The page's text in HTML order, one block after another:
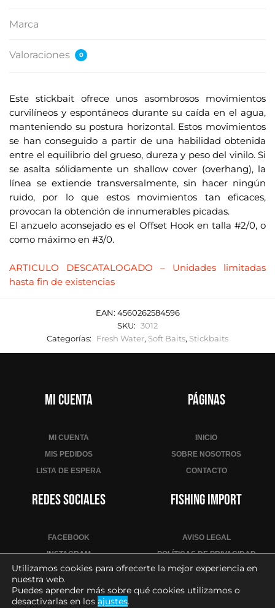
Marca
Valoraciones 0
Este stickbait ofrece unos asombrosos movimientos
curvilíneos y espontáneos durante su caída en el agua,
manteniendo su postura horizontal. Estos movimientos
se han conseguido a partir de una habilidad obtenida
entre el equilibrio del grueso, dureza y peso del vinilo. Si
se asalta sólidamente un shallow cover (overhang), la
línea se extiende transversalmente, sin hacer ningún
ruido, por lo que estos movimientos tan eficaces,
provocan la obtención de innumerables picadas.
El anzuelo aconsejado es el Offset Hook en talla #2/0, o
como máximo en #3/0.
ARTICULO DESCATALOGADO – Unidades limitadas
hasta fin de existencias
EAN: 4560262584596
SKU: 3012
Categorías:
Fresh Water, Soft Baits, Stickbaits
Mi cuenta
MI CUENTA
MIS PEDIDOS
LISTA DE ESPERA
Páginas
INICIO
SOBRE NOSOTROS
CONTACTO
Redes sociales
FACEBOOK
INSTAGRAM
YOUTUBE
Fishing Import
AVISO LEGAL
POLÍTICAS DE PRIVACIDAD
POLÍTICA DE COOKIES
CONDICIONES DE VENTA
Utilizamos cookies para ofrecerte la mejor experiencia en
nuestra web.
Puedes aprender más sobre qué cookies utilizamos o
desactivarlas en los ajustes.